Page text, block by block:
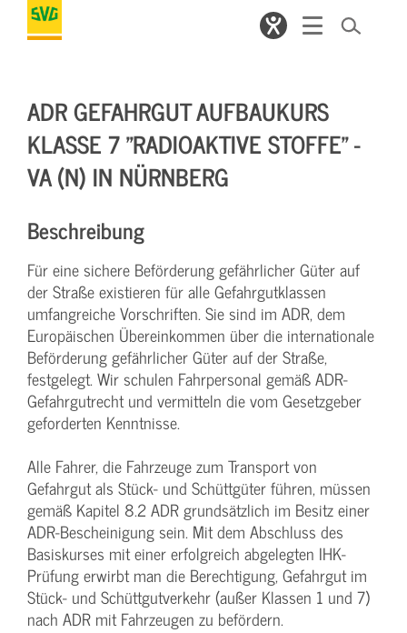
ADR GEFAHRGUT AUFBAUKURS
KLASSE 7 "RADIOAKTIVE STOFFE" -
VA (N) IN NÜRNBERG
Beschreibung
Für eine sichere Beförderung gefährlicher Güter auf
der Straße existieren für alle Gefahrgutklassen
umfangreiche Vorschriften. Sie sind im ADR, dem
Europäischen Übereinkommen über die internationale
Beförderung gefährlicher Güter auf der Straße,
festgelegt. Wir schulen Fahrpersonal gemäß ADR-
Gefahrgutrecht und vermitteln die vom Gesetzgeber
geforderten Kenntnisse.
Alle Fahrer, die Fahrzeuge zum Transport von
Gefahrgut als Stück- und Schüttgüter führen, müssen
gemäß Kapitel 8.2 ADR grundsätzlich im Besitz einer
ADR-Bescheinigung sein. Mit dem Abschluss des
Basiskurses mit einer erfolgreich abgelegten IHK-
Prüfung erwirbt man die Berechtigung, Gefahrgut im
Stück- und Schüttgutverkehr (außer Klassen 1 und 7)
nach ADR mit Fahrzeugen zu befördern.